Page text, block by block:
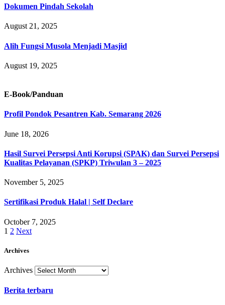
Dokumen Pindah Sekolah
August 21, 2025
Alih Fungsi Musola Menjadi Masjid
August 19, 2025
E-Book/Panduan
Profil Pondok Pesantren Kab. Semarang 2026
June 18, 2026
Hasil Survei Persepsi Anti Korupsi (SPAK) dan Survei Persepsi
Kualitas Pelayanan (SPKP) Triwulan 3 – 2025
November 5, 2025
Sertifikasi Produk Halal | Self Declare
October 7, 2025
1 2 Next
Archives
Archives
Berita terbaru